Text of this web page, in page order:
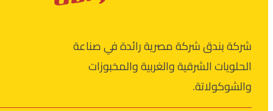
شركة بندق شركة مصرية رائدة في صناعة
الحلويات الشرقية والغربية والمخبوزات
والشوكولاتة.